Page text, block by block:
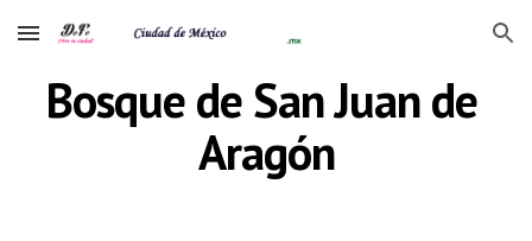
Skip to main content Skip to navigation
Bosque de San Juan de
Aragón